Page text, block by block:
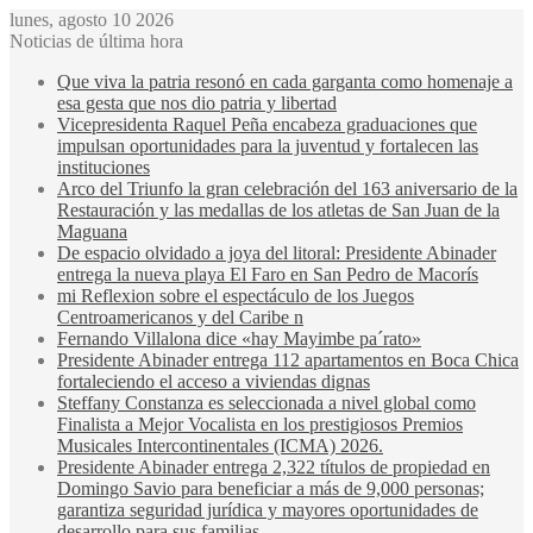
lunes, agosto 10 2026
Noticias de última hora
Que viva la patria resonó en cada garganta como homenaje a
esa gesta que nos dio patria y libertad
Vicepresidenta Raquel Peña encabeza graduaciones que
impulsan oportunidades para la juventud y fortalecen las
instituciones
Arco del Triunfo la gran celebración del 163 aniversario de la
Restauración y las medallas de los atletas de San Juan de la
Maguana
De espacio olvidado a joya del litoral: Presidente Abinader
entrega la nueva playa El Faro en San Pedro de Macorís
mi Reflexion sobre el espectáculo de los Juegos
Centroamericanos y del Caribe n
Fernando Villalona dice «hay Mayimbe pa´rato»
Presidente Abinader entrega 112 apartamentos en Boca Chica
fortaleciendo el acceso a viviendas dignas
Steffany Constanza es seleccionada a nivel global como
Finalista a Mejor Vocalista en los prestigiosos Premios
Musicales Intercontinentales (ICMA) 2026.
Presidente Abinader entrega 2,322 títulos de propiedad en
Domingo Savio para beneficiar a más de 9,000 personas;
garantiza seguridad jurídica y mayores oportunidades de